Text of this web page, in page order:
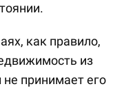
как правило,
из
не принимает его